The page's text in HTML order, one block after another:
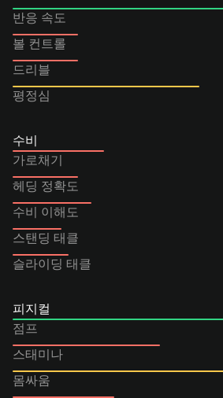
반응 속도
볼 컨트롤
드리블
평정심
수비
가로채기
헤딩 정확도
수비 이해도
스탠딩 태클
슬라이딩 태클
피지컬
점프
스태미나
몸싸움